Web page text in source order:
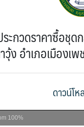
ระกวดราคาซื้อ
ง อำเภอเมืองเ
ดาวน์โ
100%